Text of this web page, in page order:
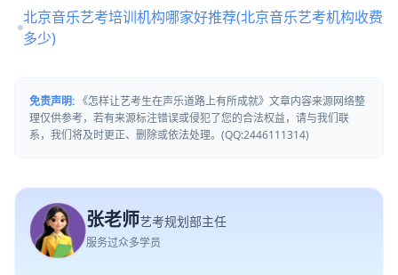
北京音乐艺考培训机构哪家好推荐(北京音乐艺考机构收费
多少)
免责声明: 《怎样让艺考生在声乐道路上有所成就》文章内容来源网络整
理仅供参考，若有来源标注错误或侵犯了您的合法权益，请与我们联
系，我们将及时更正、删除或依法处理。(QQ:2446111314)
张老师艺考规划部主任
服务过众多学员